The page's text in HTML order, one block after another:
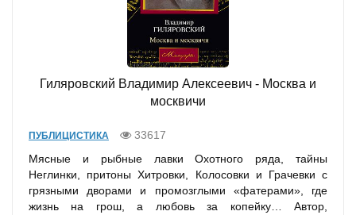
Гиляровский Владимир Алексеевич - Москва и
москвичи
ПУБЛИЦИСТИКА
33617
Мясные и рыбные лавки Охотного ряда, тайны
Неглинки, притоны Хитровки, Колосовки и Грачевки с
грязными дворами и промозглыми «фатерами», где
жизнь на грош, а любовь за копейку… Автор,